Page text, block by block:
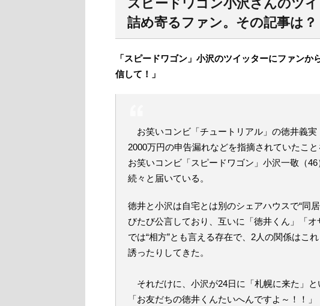
スピードワゴン小沢さんのツ
詰め寄るファン。その記事は？
「スピードワゴン」小沢のツイッターにファン
信して！」
お笑いコンビ「チュートリアル」の徳井義
2000万円の申告漏れなどを指摘されていたこ
お笑いコンビ「スピードワゴン」小沢一敬（
続々と届いている。
徳井と小沢は自宅とは別のシェアハウスで“同
びたび公言しており、互いに「徳井くん」「
では“相方”とも言える存在で、2人の関係はこ
誘ったりしてきた。
それだけに、小沢が24日に「札幌に来た」と
「お友だちの徳井くんたいへんですよ～！！